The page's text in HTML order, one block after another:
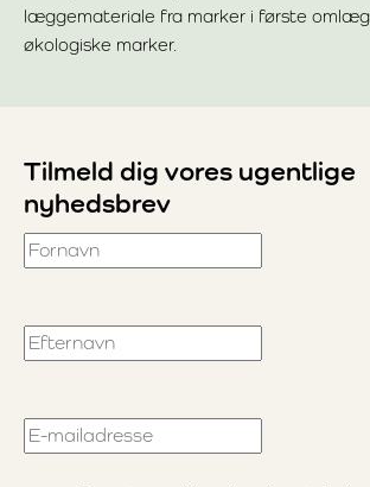
læggemateriale fra marker i første
økologiske marker.
Tilmeld dig vores ugentlige
nyhedsbrev
Fornavn
Efternavn
E-mailadresse